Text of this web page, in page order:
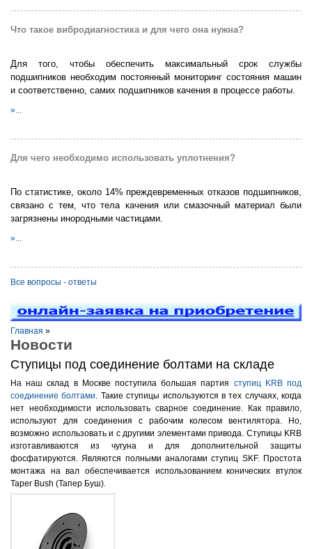
Что такое вибродиагностика и для чего она нужна?
Для того, чтобы обеспечить максимальный срок службы
подшипников необходим постоянный мониторинг состояния машин
и соответственно, самих подшипников качения в процессе работы.
»...
Для чего необходимо использовать уплотнения?
По статистике, около 14% преждевременных отказов подшипников,
связано с тем, что тела качения или смазочный материал были
загрязнены инородными частицами.
»...
Все вопросы - ответы
Главная »
Новости
Ступицы под соединение болтами на складе
На наш склад в Москве поступила большая партия ступиц KRB под
соединение болтами. Такие ступицы используются в тех случаях, когда
нет необходимости использовать сварное соединение. Как правило,
используют для соединения с рабочим колесом вентилятора. Но,
возможно использовать и с другими элементами привода. Ступицы KRB
изготавливаются из чугуна и для дополнительной защиты
фосфатируются. Являются полными аналогами ступиц SKF. Простота
монтажа на вал обеспечивается использованием конических втулок
Taper Bush (Тапер Буш).